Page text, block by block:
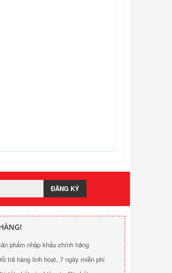
ĐĂNG KÝ
phẩm nhập khẩu chính hãng
trả hàng linh hoạt, 7 ngày miễn phí